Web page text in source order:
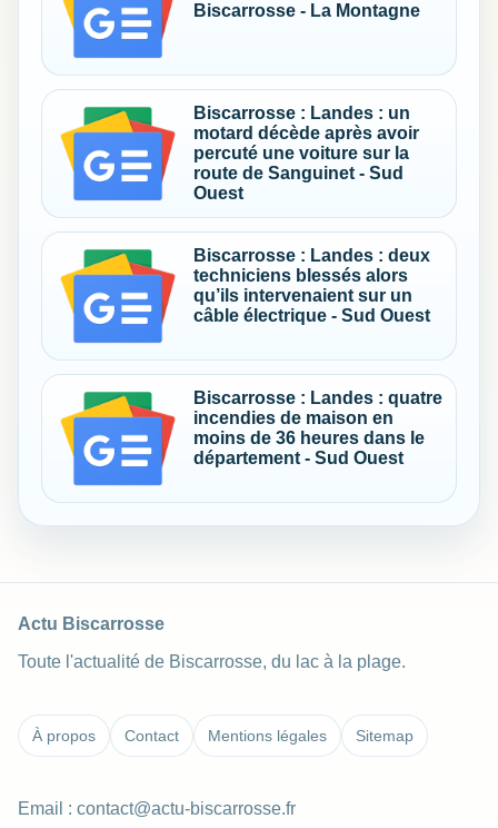
Biscarrosse - La Montagne
Biscarrosse : Landes : un
motard décède après avoir
percuté une voiture sur la
route de Sanguinet - Sud
Ouest
Biscarrosse : Landes : deux
techniciens blessés alors
qu’ils intervenaient sur un
câble électrique - Sud Ouest
Biscarrosse : Landes : quatre
incendies de maison en
moins de 36 heures dans le
département - Sud Ouest
Actu Biscarrosse
Toute l'actualité de Biscarrosse, du lac à la plage.
À propos Contact Mentions légales Sitemap
Email : contact@actu-biscarrosse.fr